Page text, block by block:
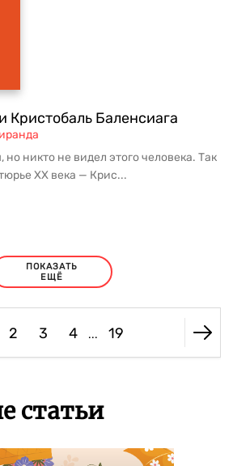
Кристобаль Баленсиага
но никто не видел этого человека. Так
XX века — Крис...
ПОКАЗАТЬ
ЕЩЁ
2 3 4 ... 19
статьи